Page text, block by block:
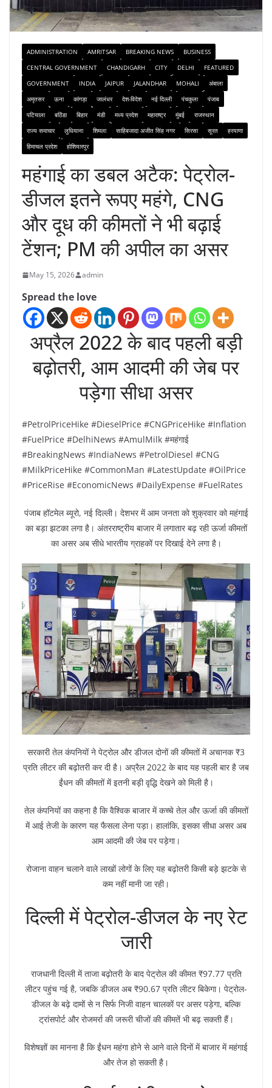
ADMINISTRATION AMRITSAR BREAKING NEWS
BUSINESS
CENTRAL GOVERNMENT
CHANDIGARH CITY DELHI
FEATURED
GOVERNMENT
INDIA JAIPUR JALANDHAR MOHALI
अंबाला
अमृतसर
ऊना कांगड़ा जालंधर देश-विदेश नई दिल्ली पंचकुला
पंजाब
पटियाला
बठिंडा बिहार मंडी मध्य प्रदेश महाराष्ट्र मुंबई
राजस्थान
राज्य समाचार
लुधियाना शिमला साहिबजादा अजीत सिंह नगर सिरसा सूरत
हरयाणा
हिमाचल प्रदेश
होशियारपुर
महंगाई का डबल अटैक: पेट्रोल-
डीजल इतने रूपए महंगे, CNG
और दूध की कीमतों ने भी बढ़ाई
टेंशन; PM की अपील का असर
May 15, 2026 admin
Spread the love
अप्रैल 2022 के बाद पहली बड़ी
बढ़ोतरी, आम आदमी की जेब पर
पड़ेगा सीधा असर
#PetrolPriceHike #DieselPrice #CNGPriceHike #Inflation
#FuelPrice #DelhiNews #AmulMilk #महंगाई
#BreakingNews #IndiaNews #PetrolDiesel #CNG
#MilkPriceHike #CommonMan #LatestUpdate #OilPrice
#PriceRise #EconomicNews #DailyExpense #FuelRates
पंजाब हॉटमेल ब्यूरो, नई दिल्ली। देशभर में आम जनता को शुक्रवार को महंगाई
का बड़ा झटका लगा है। अंतरराष्ट्रीय बाजार में लगातार बढ़ रही ऊर्जा कीमतों
का असर अब सीधे भारतीय ग्राहकों पर दिखाई देने लगा है।
सरकारी तेल कंपनियों ने पेट्रोल और डीजल दोनों की कीमतों में अचानक ₹3
प्रति लीटर की बढ़ोतरी कर दी है। अप्रैल 2022 के बाद यह पहली बार है जब
ईंधन की कीमतों में इतनी बड़ी वृद्धि देखने को मिली है।
तेल कंपनियों का कहना है कि वैश्विक बाजार में कच्चे तेल और ऊर्जा की कीमतों
में आई तेजी के कारण यह फैसला लेना पड़ा। हालांकि, इसका सीधा असर अब
आम आदमी की जेब पर पड़ेगा।
रोजाना वाहन चलाने वाले लाखों लोगों के लिए यह बढ़ोतरी किसी बड़े झटके से
कम नहीं मानी जा रही।
दिल्ली में पेट्रोल-डीजल के नए रेट
जारी
राजधानी दिल्ली में ताजा बढ़ोतरी के बाद पेट्रोल की कीमत ₹97.77 प्रति
लीटर पहुंच गई है, जबकि डीजल अब ₹90.67 प्रति लीटर बिकेगा। पेट्रोल-
डीजल के बढ़े दामों से न सिर्फ निजी वाहन चालकों पर असर पड़ेगा, बल्कि
ट्रांसपोर्ट और रोजमर्रा की जरूरी चीजों की कीमतें भी बढ़ सकती हैं।
विशेषज्ञों का मानना है कि ईंधन महंगा होने से आने वाले दिनों में बाजार में महंगाई
और तेज हो सकती है।